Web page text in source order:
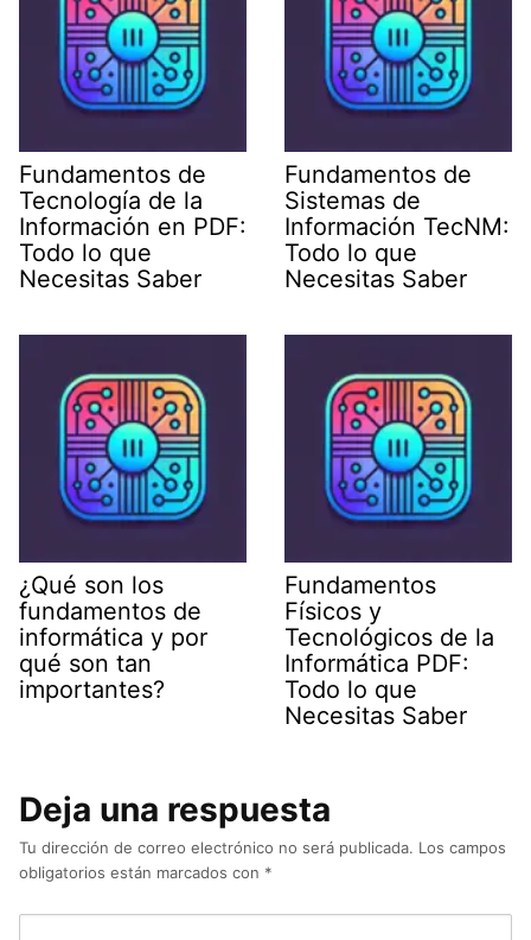
Fundamentos de
Tecnología de la
Información en PDF:
Todo lo que
Necesitas Saber
Fundamentos de
Sistemas de
Información TecNM:
Todo lo que
Necesitas Saber
¿Qué son los
fundamentos de
informática y por
qué son tan
importantes?
Fundamentos
Físicos y
Tecnológicos de la
Informática PDF:
Todo lo que
Necesitas Saber
Deja una respuesta
Tu dirección de correo electrónico no será publicada. Los campos
obligatorios están marcados con *